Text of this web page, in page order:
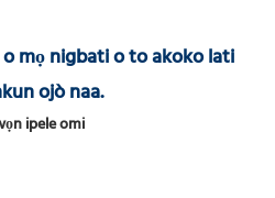
mọ nigbati o to akoko lati
ojò naa.